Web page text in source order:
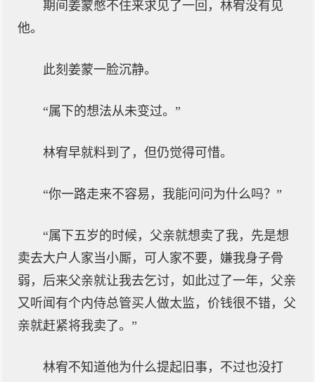
期间姜蒙憋不住来求见了一回，林宥没有见
他。
此刻姜蒙一脸沉静。
“属下的想法从未变过。”
林宥早就料到了，但仍觉得可惜。
“你一路走来不容易，我能问问为什么吗？”
“属下五岁的时候，父亲就想卖了我，先是想
卖去大户人家当小厮，可人家不要，嫌我身子骨
弱，后来父亲就让我去乞讨，如此过了一年，父亲
又听闻有个内侍总管买人做太监，价钱很不错，父
亲就赶紧将我卖了。”
林宥不知道他为什么提起旧事，不过也没打